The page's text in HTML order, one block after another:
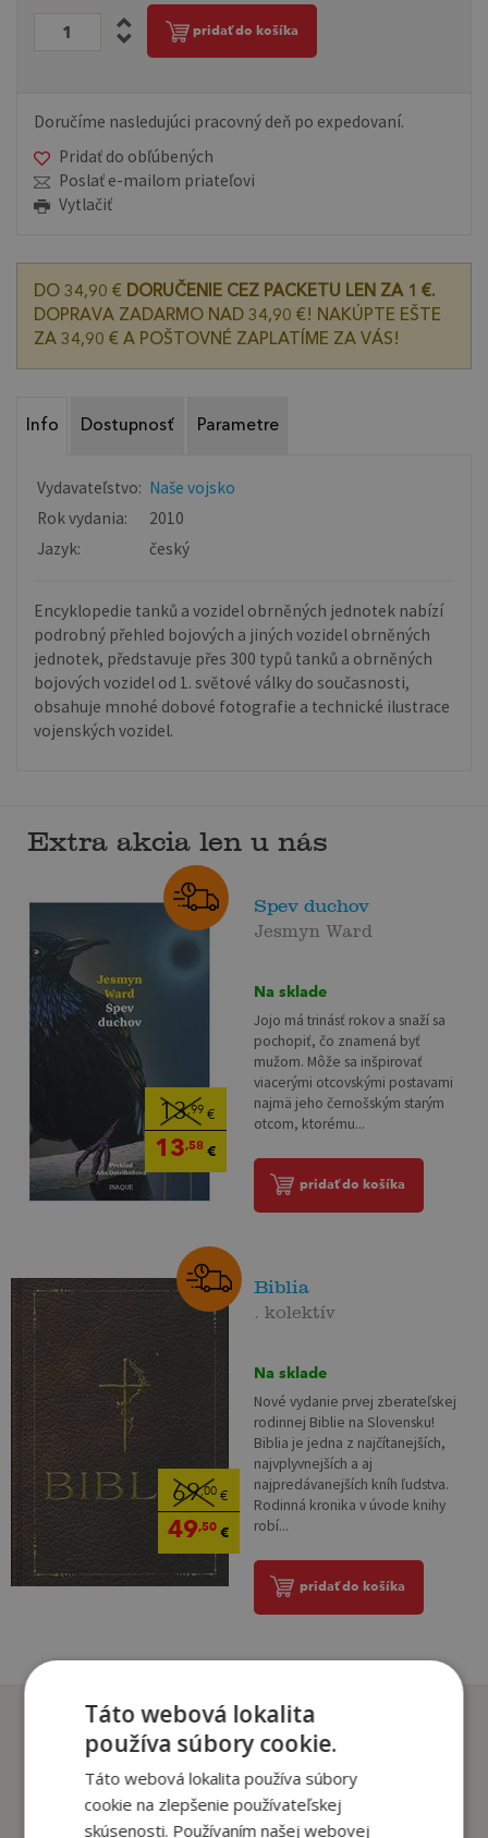
pridať do košíka
Doručíme nasledujúci pracovný deň po expedovaní.
Pridať do obľúbených
Poslať e-mailom priateľovi
Vytlačiť
DO 34,90 € DORUČENIE CEZ PACKETU LEN ZA 1 €.
DOPRAVA ZADARMO NAD 34,90 €! NAKÚPTE EŠTE
ZA 34,90 € A POŠTOVNÉ ZAPLATÍME ZA VÁS!
Info Dostupnosť Parametre
Vydavateľstvo: Naše vojsko
Rok vydania:
2010
Jazyk:
český
Encyklopedie tanků a vozidel obrněných jednotek nabízí
podrobný přehled bojových a jiných vozidel obrněných
jednotek, představuje přes 300 typů tanků a obrněných
bojových vozidel od 1. světové války do současnosti,
obsahuje mnohé dobové fotografie a technické ilustrace
vojenských vozidel.
Extra akcia len u nás
13,99 €
13,58€
Spev duchov
Jesmyn Ward
Na sklade
Jojo má trinásť rokov a snaží sa
pochopiť, čo znamená byť
mužom. Môže sa inšpirovať
viacerými otcovskými postavami
najmä jeho černošským starým
otcom, ktorému...
pridať do košíka
69,00€
49,50€
Biblia
. kolektív
Na sklade
Nové vydanie prvej zberateľskej
rodinnej Biblie na Slovensku!
Biblia je jedna z najčítanejších,
najvplyvnejších a aj
najpredávanejších kníh ľudstva.
Rodinná kronika v úvode knihy
robí...
pridať do košíka
Zákazníci, ktorí si kúpili
tento titul si tiež kúpili
Táto webová lokalita
používa súbory cookie.
Táto webová lokalita používa súbory
cookie na zlepšenie používateľskej
skúsenosti. Používaním našej webovej